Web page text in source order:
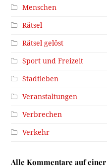
Menschen
Rätsel
Rätsel gelöst
Sport und Freizeit
Stadtleben
Veranstaltungen
Verbrechen
Verkehr
Alle Kommentare auf einer